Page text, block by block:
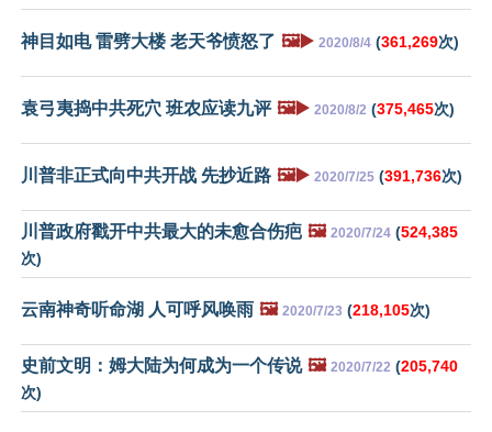
神目如电 雷劈大楼 老天爷愤怒了 🖼️▶️ 2020/8/4 (361,269次)
袁弓夷捣中共死穴 班农应读九评 🖼️▶️ 2020/8/2 (375,465次)
川普非正式向中共开战 先抄近路 🖼️▶️ 2020/7/25 (391,736次)
川普政府戳开中共最大的未愈合伤疤 🖼️ 2020/7/24 (524,385
次)
云南神奇听命湖 人可呼风唤雨 🖼️ 2020/7/23 (218,105次)
史前文明：姆大陆为何成为一个传说 🖼️ 2020/7/22 (205,740
次)